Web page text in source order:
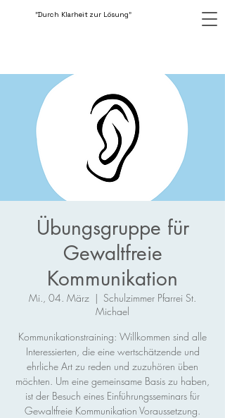
"Durch Klarheit zur Lösung"
Übungsgruppe für
Gewaltfreie
Kommunikation
Mi., 04. März
  |
Schulzimmer Pfarrei St.
Michael
Kommunikationstraining: Willkommen sind alle
Interessierten, die eine wertschätzende und
ehrliche Art zu reden und zuzuhören üben
möchten. Um eine gemeinsame Basis zu haben,
ist der Besuch eines Einführungsseminars für
Gewaltfreie Kommunikation Voraussetzung.